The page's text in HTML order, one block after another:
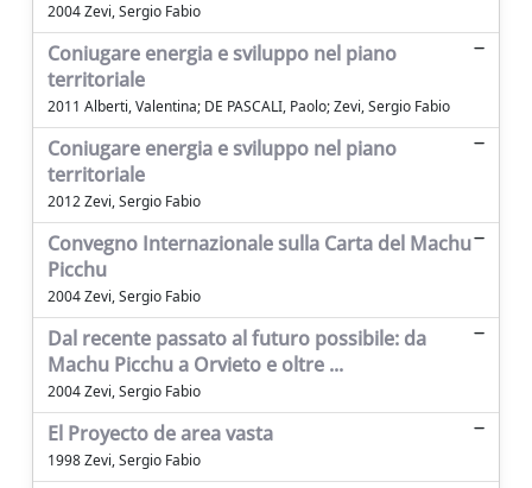
2004 Zevi, Sergio Fabio
Coniugare energia e sviluppo nel piano
territoriale
2011 Alberti, Valentina; DE PASCALI, Paolo; Zevi, Sergio Fabio
Coniugare energia e sviluppo nel piano
territoriale
2012 Zevi, Sergio Fabio
Convegno Internazionale sulla Carta del Machu
Picchu
2004 Zevi, Sergio Fabio
Dal recente passato al futuro possibile: da
Machu Picchu a Orvieto e oltre ...
2004 Zevi, Sergio Fabio
El Proyecto de area vasta
1998 Zevi, Sergio Fabio